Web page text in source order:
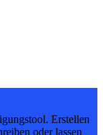
Erstellen
oder lassen